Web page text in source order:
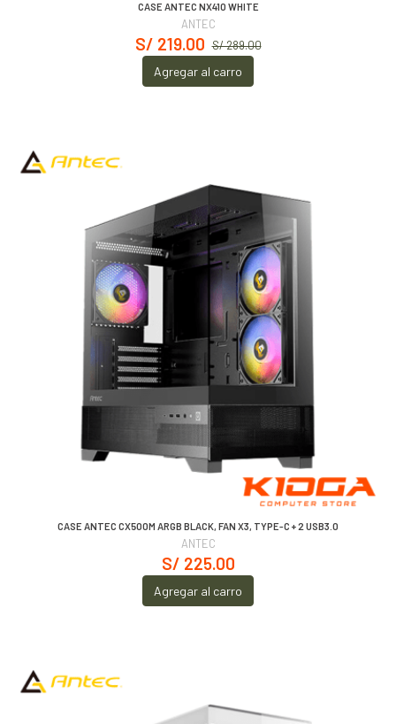
CASE ANTEC NX410 WHITE
ANTEC
S/ 289.00
S/ 219.00
Agregar al carro
CASE ANTEC CX500M ARGB BLACK, FAN X3, TYPE-C + 2 USB3.0
ANTEC
S/ 225.00
Agregar al carro